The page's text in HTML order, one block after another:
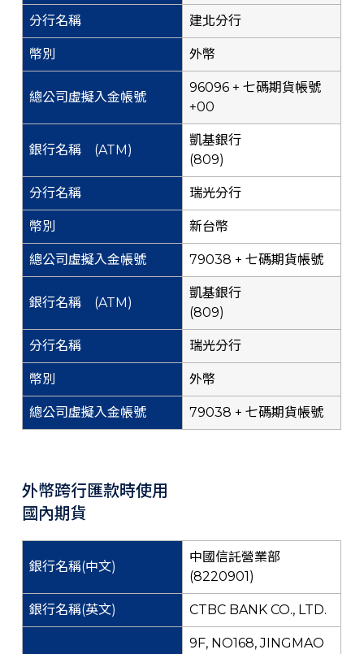
建北分行
外幣
96096 + 七碼期貨帳號
+00
凱基銀行
(809)
瑞光分行
新台幣
79038 + 七碼期貨帳號
凱基銀行
(809)
瑞光分行
外幣
79038 + 七碼期貨帳號
外幣跨行匯款時使用
國內期貨
中國信託營業部
(8220901)
CTBC BANK CO., LTD.
9F, NO168, JINGMAO